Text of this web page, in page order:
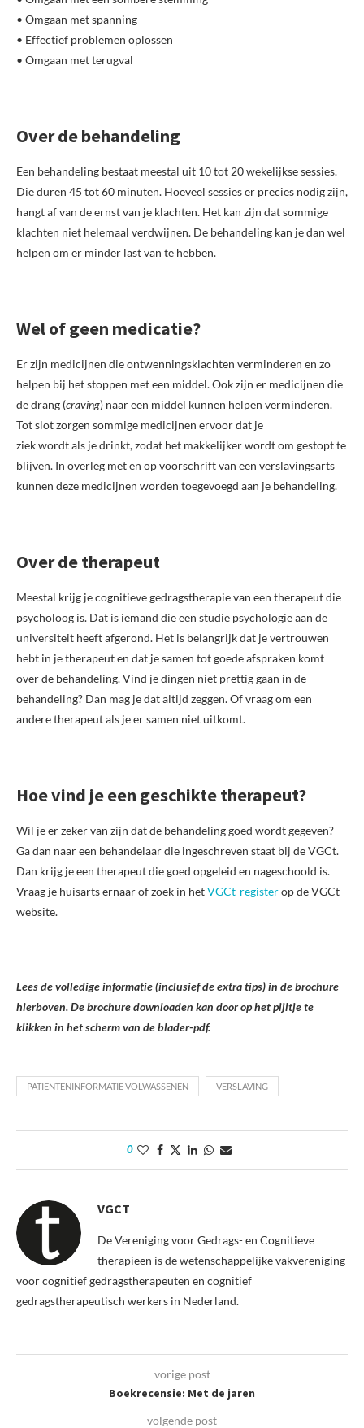
• Omgaan met spanning
• Effectief problemen oplossen
• Omgaan met terugval
Over de behandeling
Een behandeling bestaat meestal uit 10 tot 20 wekelijkse sessies.
Die duren 45 tot 60 minuten. Hoeveel sessies er precies nodig zijn,
hangt af van de ernst van je klachten. Het kan zijn dat sommige
klachten niet helemaal verdwijnen. De behandeling kan je dan wel
helpen om er minder last van te hebben.
Wel of geen medicatie?
Er zijn medicijnen die ontwenningsklachten verminderen en zo
helpen bij het stoppen met een middel. Ook zijn er medicijnen die
de drang (craving) naar een middel kunnen helpen verminderen.
Tot slot zorgen sommige medicijnen ervoor dat je
ziek wordt als je drinkt, zodat het makkelijker wordt om gestopt te
blijven. In overleg met en op voorschrift van een verslavingsarts
kunnen deze medicijnen worden toegevoegd aan je behandeling.
Over de therapeut
Meestal krijg je cognitieve gedragstherapie van een therapeut die
psycholoog is. Dat is iemand die een studie psychologie aan de
universiteit heeft afgerond. Het is belangrijk dat je vertrouwen
hebt in je therapeut en dat je samen tot goede afspraken komt
over de behandeling. Vind je dingen niet prettig gaan in de
behandeling? Dan mag je dat altijd zeggen. Of vraag om een
andere therapeut als je er samen niet uitkomt.
Hoe vind je een geschikte therapeut?
Wil je er zeker van zijn dat de behandeling goed wordt gegeven?
Ga dan naar een behandelaar die ingeschreven staat bij de VGCt.
Dan krijg je een therapeut die goed opgeleid en nageschoold is.
Vraag je huisarts ernaar of zoek in hetVGCt-registerop de VGCt-
website.
Lees de volledige informatie (inclusief de extra tips) in de brochure
hierboven.De brochure downloaden kan door op het pijltje te
klikken in het scherm van de blader-pdf.
PATIENTENINFORMATIE VOLWASSENEN VERSLAVING
0
VGCT
De Vereniging voor Gedrags- en Cognitieve
therapieën is de wetenschappelijke vakvereniging
voor cognitief gedragstherapeuten en cognitief
gedragstherapeutisch werkers in Nederland.
vorige post
Boekrecensie: Met de jaren
volgende post